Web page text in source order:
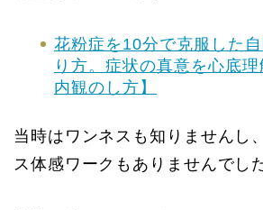
花粉症を10分で克服した
り方。症状の真意を心底理
内観のし方】
当時はワンネスも知りませんし
ス体感ワークもありませんでし